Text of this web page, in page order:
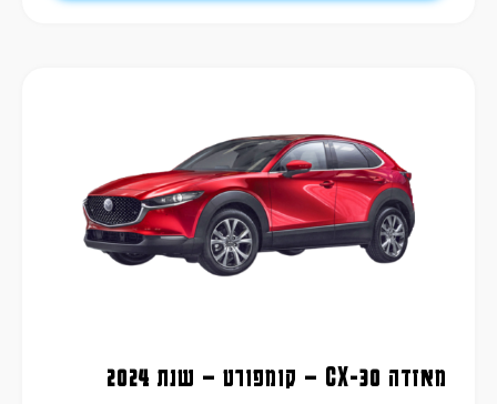
מאזדה CX-30 – קומפורט – שנת 2024